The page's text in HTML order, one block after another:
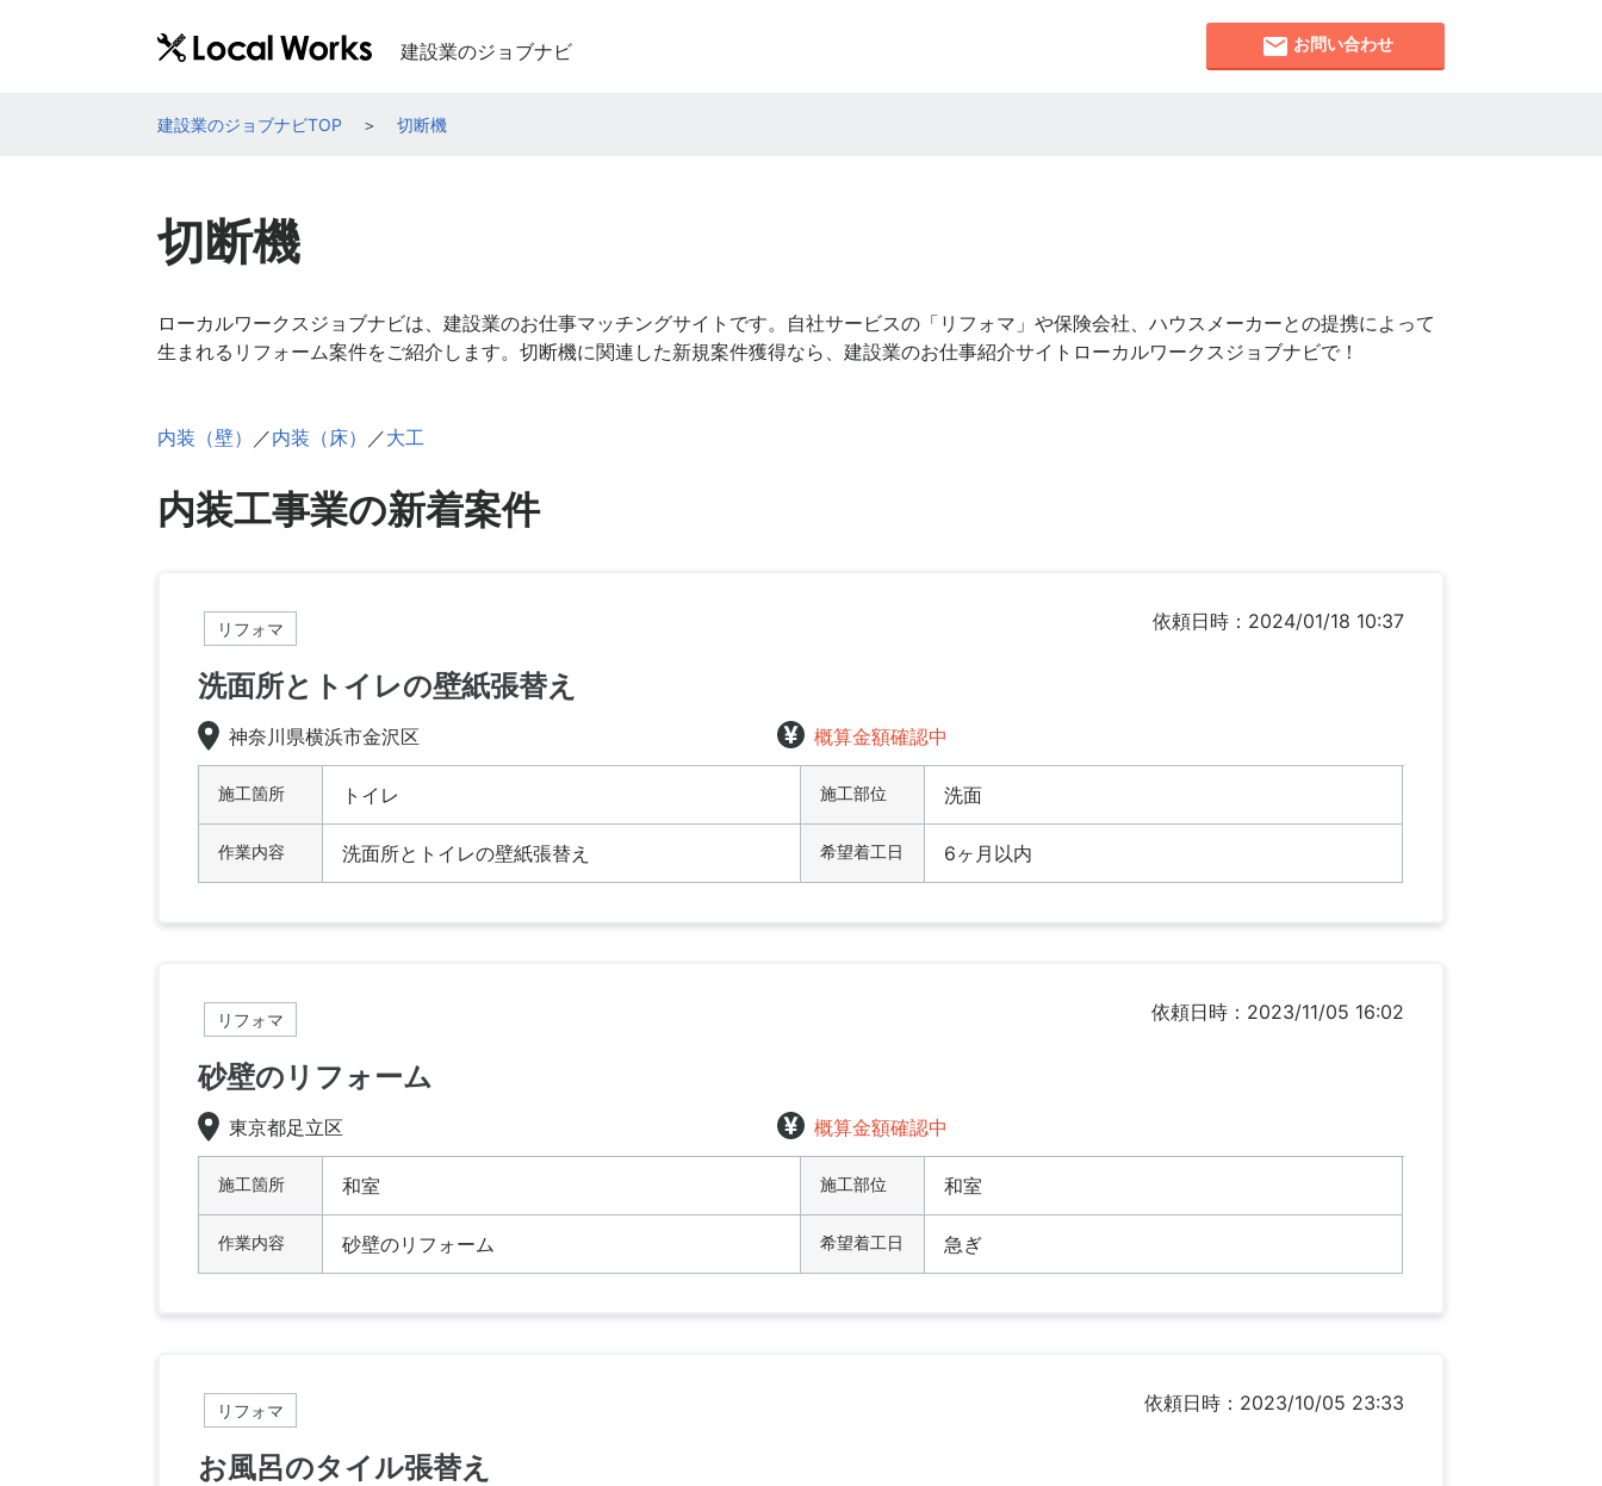
建設業のジョブナビ お問い合わせ
建設業のジョブナビTOP 切断機
切断機
ローカルワークスジョブナビは、建設業のお仕事マッチングサイトです。自社サービスの「リフォマ」や保険会社、ハウスメーカーとの提携によって
生まれるリフォーム案件をご紹介します。切断機に関連した新規案件獲得なら、建設業のお仕事紹介サイトローカルワークスジョブナビで！
内装（壁） ／内装（床） ／大工
内装工事業の新着案件
リフォマ 依頼日時：2024/01/18 10:37
洗面所とトイレの壁紙張替え
神奈川県横浜市金沢区 概算金額確認中
施工箇所 トイレ 施工部位 洗面
作業内容 洗面所とトイレの壁紙張替え 希望着工日 6ヶ月以内
リフォマ 依頼日時：2023/11/05 16:02
砂壁のリフォーム
東京都足立区 概算金額確認中
施工箇所 和室 施工部位 和室
作業内容 砂壁のリフォーム 希望着工日 急ぎ
リフォマ 依頼日時：2023/10/05 23:33
お風呂のタイル張替え